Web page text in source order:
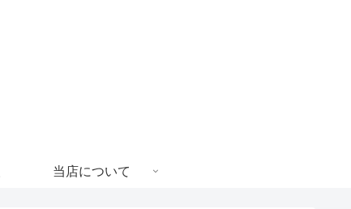
当店について